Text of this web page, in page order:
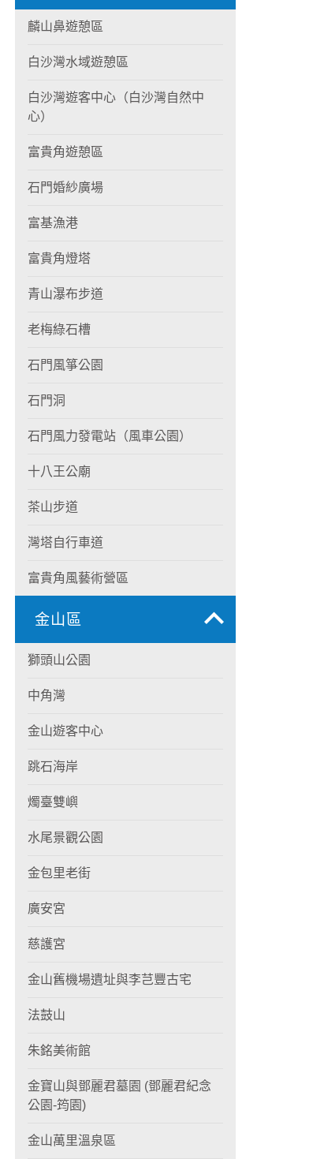
麟山鼻遊憩區
白沙灣水域遊憩區
白沙灣遊客中心（白沙灣自然中
心）
富貴角遊憩區
石門婚紗廣場
富基漁港
富貴角燈塔
青山瀑布步道
老梅綠石槽
石門風箏公園
石門洞
石門風力發電站（風車公園）
十八王公廟
茶山步道
灣塔自行車道
富貴角風藝術營區
金山區
獅頭山公園
中角灣
金山遊客中心
跳石海岸
燭臺雙嶼
水尾景觀公園
金包里老街
廣安宮
慈護宮
金山舊機場遺址與李芑豐古宅
法鼓山
朱銘美術館
金寶山與鄧麗君墓園 (鄧麗君紀念
公園-筠園)
金山萬里溫泉區